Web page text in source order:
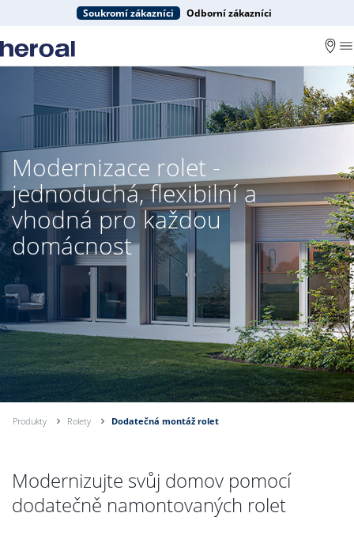
Soukromí zákazníci Odborní zákazníci
Modernizace rolet -
jednoduchá, flexibilní a
vhodná pro každou
domácnost
Produkty Rolety Dodatečná montáž rolet
Modernizujte svůj domov pomocí
dodatečně namontovaných rolet